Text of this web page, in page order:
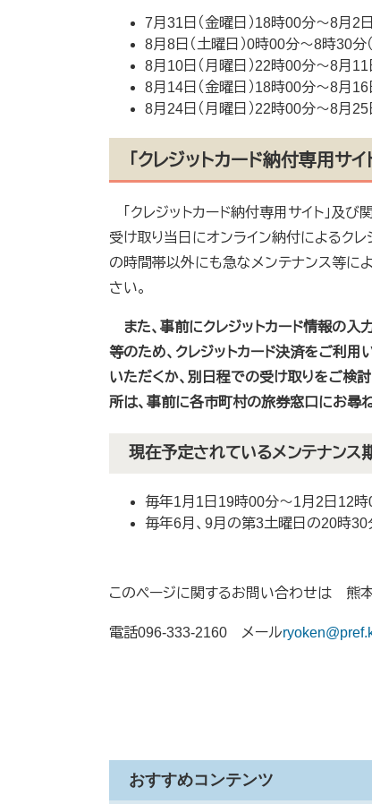
7月31日（金曜日）18時00分～8月2日
8月8日（土曜日）0時00分～8時30分
8月10日（月曜日）22時00分～8月11
8月14日（金曜日）18時00分～8月16
8月24日（月曜日）22時00分～8月25
「クレジットカード納付専用サ
「クレジットカード納付専用サイト」及
受け取り当日にオンライン納付によるク
の時間帯以外にも急なメンテナンス等に
さい。
また、事前にクレジットカード情報の
等のため、クレジットカード決済をご利
いただくか、別日程での受け取りをご検
所は、事前に各市町村の旅券窓口にお尋
現在予定されているメンテナンス
毎年1月1日19時00分～1月2日12時
毎年6月、9月の第3土曜日の20時
このページに関するお問い合わせは 熊本
電話096-333-2160 メール
おすすめコンテンツ